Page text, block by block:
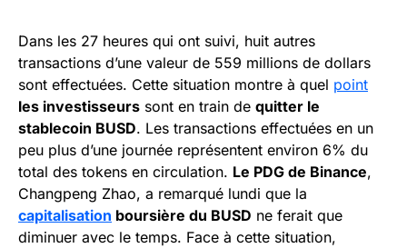
Dans les 27 heures qui ont suivi, huit autres
transactions d’une valeur de 559 millions de dollars
sont effectuées. Cette situation montre à quel point
les investisseurs sont en train de quitter le
stablecoin BUSD. Les transactions effectuées en un
peu plus d’une journée représentent environ 6% du
total des tokens en circulation. Le PDG de Binance,
Changpeng Zhao, a remarqué lundi que la
capitalisation boursière du BUSD ne ferait que
diminuer avec le temps. Face à cette situation,